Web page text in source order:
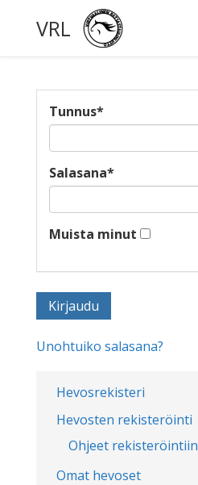
VRL
Hevosrekisteri
Hevosten rekisteröinti
Ohjeet rekisteröintiin
Omat hevoset
Tunnus*
Salasana*
Muista minut
Unohtuiko salasana?